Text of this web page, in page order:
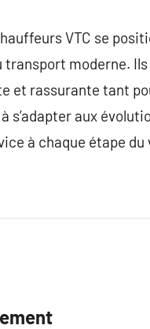
VTC se
transport moderne.
et rassurante tant
s’adapter aux
à chaque étape du